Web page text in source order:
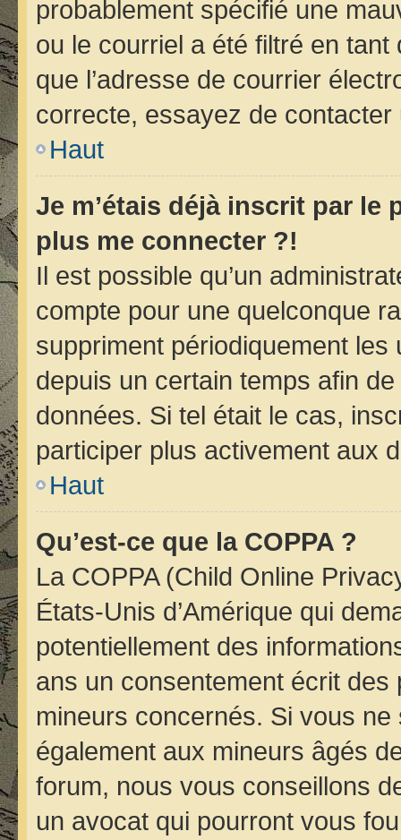
probablement spécifié une
ou le courriel a été filtré en
que l’adresse de courrier
correcte, essayez de contacter
Haut
Je m’étais déjà inscrit par le
plus me connecter ?!
Il est possible qu’un
compte pour une quelconque
suppriment périodiquement les
depuis un certain temps afin
données. Si tel était le cas,
participer plus activement aux
Haut
Qu’est-ce que la COPPA ?
La COPPA (Child Online
États-Unis d’Amérique qui
potentiellement des
ans un consentement écrit
mineurs concernés. Si vous ne
également aux mineurs âgés
forum, nous vous conseillons
un avocat qui pourront vous